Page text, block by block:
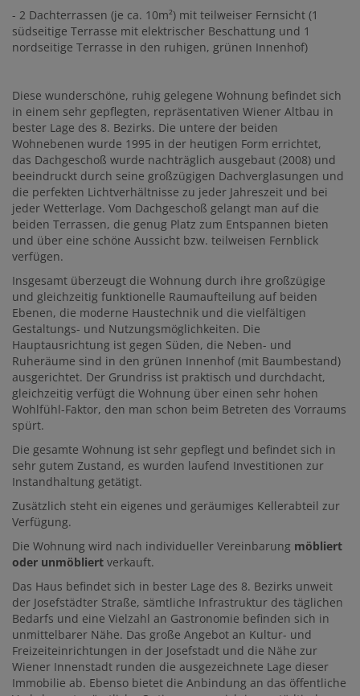
- 2 Dachterrassen (je ca. 10m²) mit teilweiser Fernsicht (1
südseitige Terrasse mit elektrischer Beschattung und 1
nordseitige Terrasse in den ruhigen, grünen Innenhof)
Diese wunderschöne, ruhig gelegene Wohnung befindet sich
in einem sehr gepflegten, repräsentativen Wiener Altbau in
bester Lage des 8. Bezirks. Die untere der beiden
Wohnebenen wurde 1995 in der heutigen Form errichtet,
das Dachgeschoß wurde nachträglich ausgebaut (2008) und
beeindruckt durch seine großzügigen Dachverglasungen und
die perfekten Lichtverhältnisse zu jeder Jahreszeit und bei
jeder Wetterlage. Vom Dachgeschoß gelangt man auf die
beiden Terrassen, die genug Platz zum Entspannen bieten
und über eine schöne Aussicht bzw. teilweisen Fernblick
verfügen.
Insgesamt überzeugt die Wohnung durch ihre großzügige
und gleichzeitig funktionelle Raumaufteilung auf beiden
Ebenen, die moderne Haustechnik und die vielfältigen
Gestaltungs- und Nutzungsmöglichkeiten. Die
Hauptausrichtung ist gegen Süden, die Neben- und
Ruheräume sind in den grünen Innenhof (mit Baumbestand)
ausgerichtet. Der Grundriss ist praktisch und durchdacht,
gleichzeitig verfügt die Wohnung über einen sehr hohen
Wohlfühl-Faktor, den man schon beim Betreten des Vorraums
spürt.
Die gesamte Wohnung ist sehr gepflegt und befindet sich in
sehr gutem Zustand, es wurden laufend Investitionen zur
Instandhaltung getätigt.
Zusätzlich steht ein eigenes und geräumiges Kellerabteil zur
Verfügung.
Die Wohnung wird nach individueller Vereinbarung möbliert
oder unmöbliert verkauft.
Das Haus befindet sich in bester Lage des 8. Bezirks unweit
der Josefstädter Straße, sämtliche Infrastruktur des täglichen
Bedarfs und eine Vielzahl an Gastronomie befinden sich in
unmittelbarer Nähe. Das große Angebot an Kultur- und
Freizeiteinrichtungen in der Josefstadt und die Nähe zur
Wiener Innenstadt runden die ausgezeichnete Lage dieser
Immobilie ab. Ebenso bietet die Anbindung an das öffentliche